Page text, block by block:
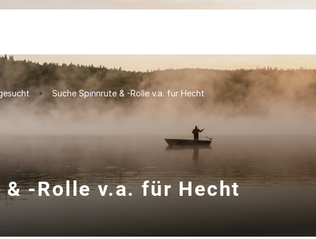
Suche Spinnrute & -Rolle v.a. für Hecht
& -Rolle v.a. für Hecht